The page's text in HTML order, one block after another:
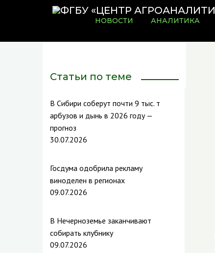
НОВОСТИ АНАЛИТИКА
Статьи по теме
В Сибири соберут почти 9 тыс. т
арбузов и дынь в 2026 году —
прогноз
30.07.2026
Госдума одобрила рекламу
виноделен в регионах
09.07.2026
В Нечерноземье заканчивают
собирать клубнику
09.07.2026